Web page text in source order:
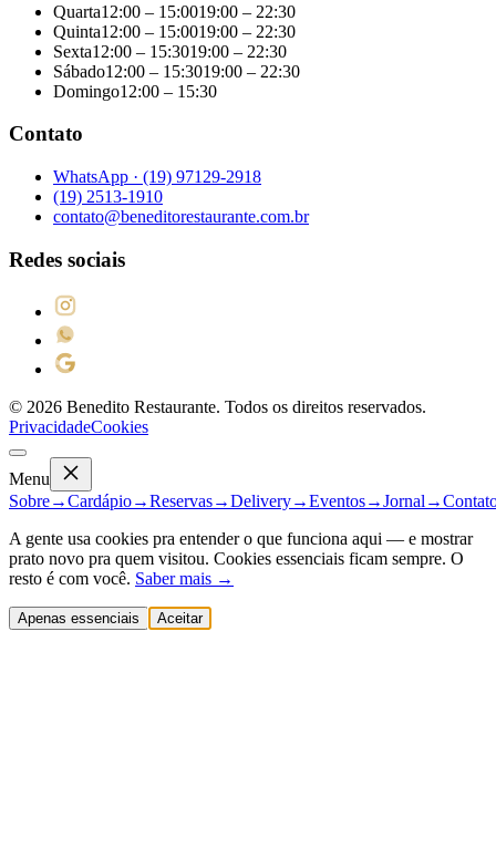
Quarta12:00 – 15:0019:00 – 22:30
Quinta12:00 – 15:0019:00 – 22:30
Sexta12:00 – 15:3019:00 – 22:30
Sábado12:00 – 15:3019:00 – 22:30
Domingo12:00 – 15:30
Contato
WhatsApp · (19) 97129-2918
(19) 2513-1910
contato@beneditorestaurante.com.br
Redes sociais
© 2026 Benedito Restaurante. Todos os direitos reservados.
PrivacidadeCookies
Menu
Sobre→Cardápio→Reservas→Delivery→Eventos→Jornal →
A gente usa cookies pra entender o que funciona aqui — e mostrar
prato novo pra quem visitou. Cookies essenciais ficam sempre. O
resto é com você. Saber mais →
Apenas essenciais Aceitar